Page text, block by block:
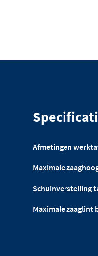
Afmetingen
Maximale
Schuinverstelling
Maximale zaaglint